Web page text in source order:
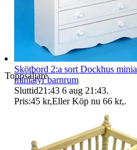
Toppsäljare
Skötbord 2:a sort Dockhus
miniatyr barnrum
Sluttid21:43 6 aug 21:43.
Pris:45 kr,Eller Köp nu 66 kr,.